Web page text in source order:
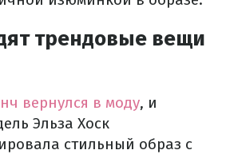
трендовые вещи
вернулся в моду, и
Эльза Хоск
стильный образ с